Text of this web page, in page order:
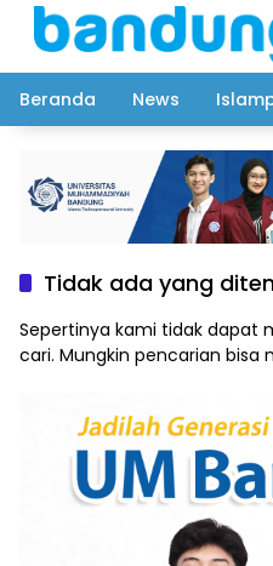
Langsung
Beranda
News
Tidak ada yang
Sepertinya kami tidak dapat
cari. Mungkin pencarian bisa